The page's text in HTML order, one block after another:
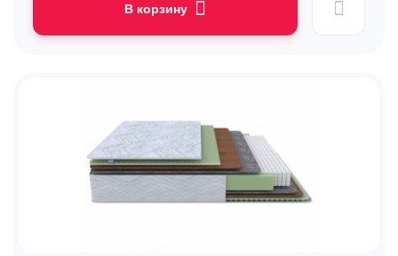
В корзину